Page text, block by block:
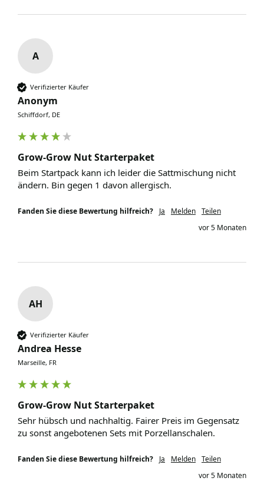
A
Verifizierter Käufer
Anonym
Schiffdorf, DE
Grow-Grow Nut Starterpaket
Beim Startpack kann ich leider die Sattmischung nicht
ändern. Bin gegen 1 davon allergisch.
Fanden Sie diese Bewertung hilfreich? Ja Melden Teilen
vor 5 Monaten
AH
Verifizierter Käufer
Andrea Hesse
Marseille, FR
Grow-Grow Nut Starterpaket
Sehr hübsch und nachhaltig. Fairer Preis im Gegensatz
zu sonst angebotenen Sets mit Porzellanschalen.
Fanden Sie diese Bewertung hilfreich? Ja Melden Teilen
vor 5 Monaten